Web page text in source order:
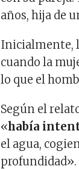
años, hija de
Inicialmente,
cuando la
lo que el
Según el
«había
el agua,
profundidad».